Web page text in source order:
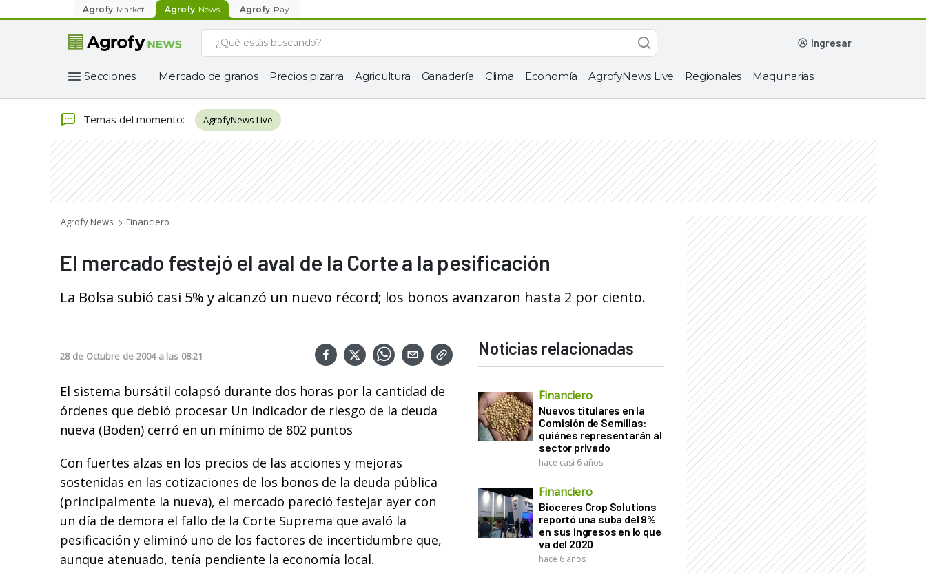
Agrofy Market Agrofy News Agrofy Pay
ingresar
Secciones Mercado de granos Precios pizarra Agricultura Ganadería Clima Economía AgrofyNews Live Regionales Maquinarias
Temas del momento: AgrofyNews Live
Agrofy News Financiero
El mercado festejó el aval de la Corte a la pesificación
La Bolsa subió casi 5% y alcanzó un nuevo récord; los bonos avanzaron hasta 2 por ciento.
28 de Octubre de 2004 a las 08:21
El sistema bursátil colapsó durante dos horas por la cantidad de
órdenes que debió procesar Un indicador de riesgo de la deuda
nueva (Boden) cerró en un mínimo de 802 puntos
Con fuertes alzas en los precios de las acciones y mejoras
sostenidas en las cotizaciones de los bonos de la deuda pública
(principalmente la nueva), el mercado pareció festejar ayer con
un día de demora el fallo de la Corte Suprema que avaló la
pesificación y eliminó uno de los factores de incertidumbre que,
aunque atenuado, tenía pendiente la economía local.
Noticias relacionadas
Financiero
Nuevos titulares en la
Comisión de Semillas:
quiénes representarán al
sector privado
hace casi 6 años
Financiero
Bioceres Crop Solutions
reportó una suba del 9%
en sus ingresos en lo que
va del 2020
hace 6 años